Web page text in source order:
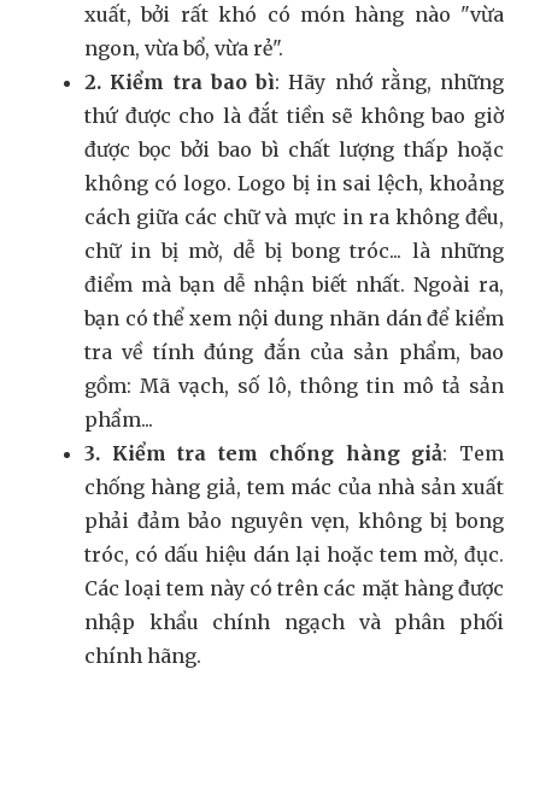
xuất, bởi rất khó có món hàng nào "vừa
ngon, vừa bổ, vừa rẻ".
2. Kiểm tra bao bì: Hãy nhớ rằng, những
thứ được cho là đắt tiền sẽ không bao giờ
được bọc bởi bao bì chất lượng thấp hoặc
không có logo. Logo bị in sai lệch, khoảng
cách giữa các chữ và mực in ra không đều,
chữ in bị mờ, dễ bị bong tróc... là những
điểm mà bạn dễ nhận biết nhất. Ngoài ra,
bạn có thể xem nội dung nhãn dán để kiểm
tra về tính đúng đắn của sản phẩm, bao
gồm: Mã vạch, số lô, thông tin mô tả sản
phẩm...
3. Kiểm tra tem chống hàng giả: Tem
chống hàng giả, tem mác của nhà sản xuất
phải đảm bảo nguyên vẹn, không bị bong
tróc, có dấu hiệu dán lại hoặc tem mờ, đục.
Các loại tem này có trên các mặt hàng được
nhập khẩu chính ngạch và phân phối
chính hãng.